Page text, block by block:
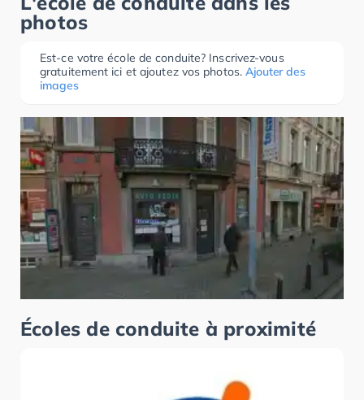
photos
Est-ce votre école de conduite? Inscrivez-vous
gratuitement ici et ajoutez vos photos. Ajouter des
images
Écoles de conduite à proximité